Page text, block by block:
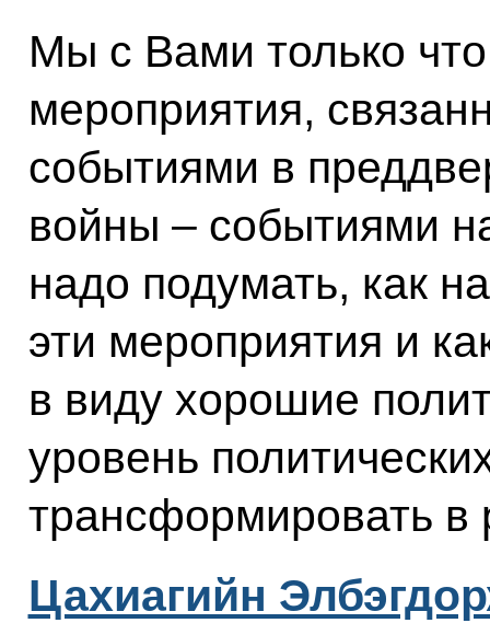
Мы с Вами только
мероприятия,
событиями в
войны – событиями
надо подумать, как
эти мероприятия и
в виду хорошие
уровень
трансформировать в
Цахиагийн